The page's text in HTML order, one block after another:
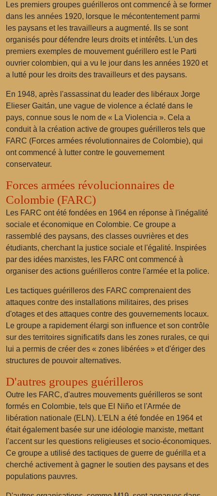
Les premiers groupes guérilleros ont commencé à se former
dans les années 1920, lorsque le mécontentement parmi
les paysans et les travailleurs a augmenté. Ils se sont
organisés pour défendre leurs droits et intérêts. L'un des
premiers exemples de mouvement guérillero est le Parti
ouvrier colombien, qui a vu le jour dans les années 1920 et
a lutté pour les droits des travailleurs et des paysans.
En 1948, après l'assassinat du leader des libéraux Jorge
Elieser Gaitán, une vague de violence a éclaté dans le
pays, connue sous le nom de « La Violencia ». Cela a
conduit à la création active de groupes guérilleros tels que
FARC (Forces armées révolutionnaires de Colombie), qui
ont commencé à lutter contre le gouvernement
conservateur.
Forces armées révolucionnaires de
Colombie (FARC)
Les FARC ont été fondées en 1964 en réponse à l'inégalité
sociale et économique en Colombie. Ce groupe a
rassemblé des paysans, des classes ouvrières et des
étudiants, cherchant la justice sociale et l'égalité. Inspirées
par des idées marxistes, les FARC ont commencé à
organiser des actions guérilleros contre l'armée et la police.
Les tactiques guérilleros des FARC comprenaient des
attaques contre des installations militaires, des prises
d'otages et des attaques contre des gouvernements locaux.
Le groupe a rapidement élargi son influence et son contrôle
sur des territoires significatifs dans les zones rurales, ce qui
lui a permis de créer des « zones libérées » et d'ériger des
structures de pouvoir alternatives.
D'autres groupes guérilleros
Outre les FARC, d'autres mouvements guérilleros se sont
formés en Colombie, tels que El Niño et l'Armée de
libération nationale (ELN). L'ELN a été fondée en 1964 et
était également basée sur une idéologie marxiste, mettant
l'accent sur les questions religieuses et socio-économiques.
Ce groupe a utilisé des tactiques de guerre de guérilla et a
cherché activement à gagner le soutien des paysans et des
populations pauvres.